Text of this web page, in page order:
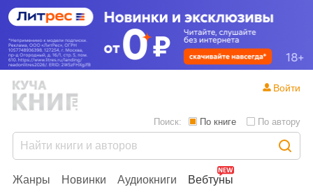
Жанры Новинки Аудиокниги
Вебтуны
Поиск: По книге По автору
Войти